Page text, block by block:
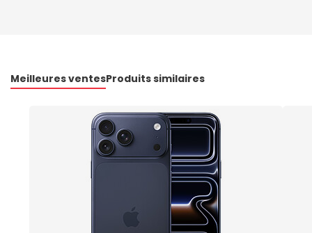
Meilleures ventesProduits similaires